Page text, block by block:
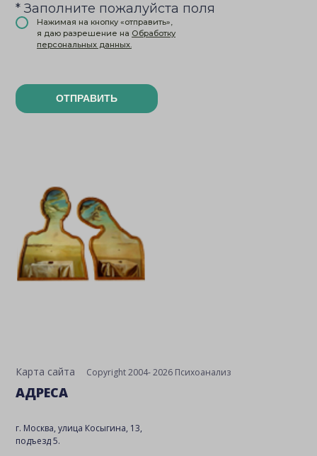
* Заполните пожалуйста поля
Нажимая на кнопку «отправить»,
я даю разрешение на Обработку
персональных данных.
ОТПРАВИТЬ
Карта сайта Copyright 2004- 2026 Психоанализ
АДРЕСА
г. Москва, улица Косыгина, 13,
подъезд 5.